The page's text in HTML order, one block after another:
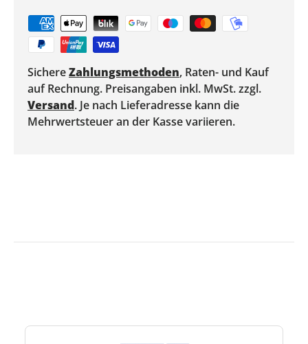
SichereZahlungsmethoden, Raten- und Kauf
auf Rechnung. Preisangaben inkl. MwSt. zzgl.
Versand. Je nach Lieferadresse kann die
Mehrwertsteuer an der Kasse variieren.